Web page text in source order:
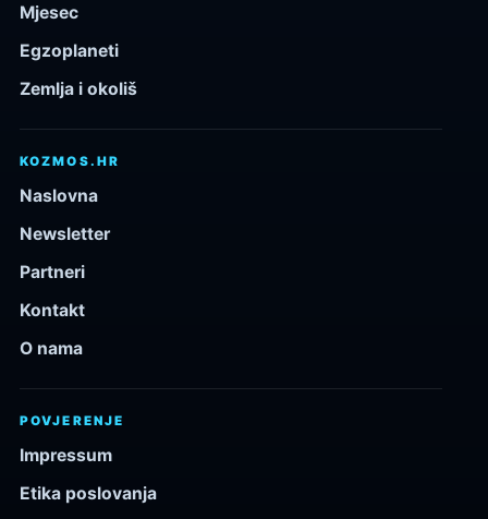
Mjesec
Egzoplaneti
Zemlja i okoliš
KOZMOS.HR
Naslovna
Newsletter
Partneri
Kontakt
O nama
POVJERENJE
Impressum
Etika poslovanja